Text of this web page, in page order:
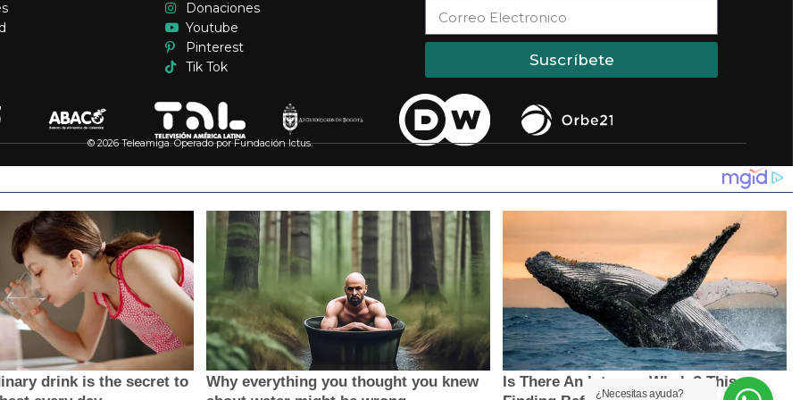
Donaciones
Youtube
Pinterest
Tik Tok
Suscríbete
© 2026 Teleamiga. Operado por Fundación Ictus.
¿Necesitas ayuda?